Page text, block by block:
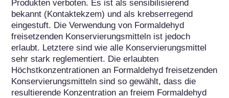
Produkten verboten. Es ist als sensibilisierend
bekannt (Kontaktekzem) und als krebserregend
eingestuft. Die Verwendung von Formaldehyd
freisetzenden Konservierungsmitteln ist jedoch
erlaubt. Letztere sind wie alle Konservierungsmittel
sehr stark reglementiert. Die erlaubten
Höchstkonzentrationen an Formaldehyd freisetzenden
Konservierungsmitteln sind so gewählt, dass die
resultierende Konzentration an freiem Formaldehyd